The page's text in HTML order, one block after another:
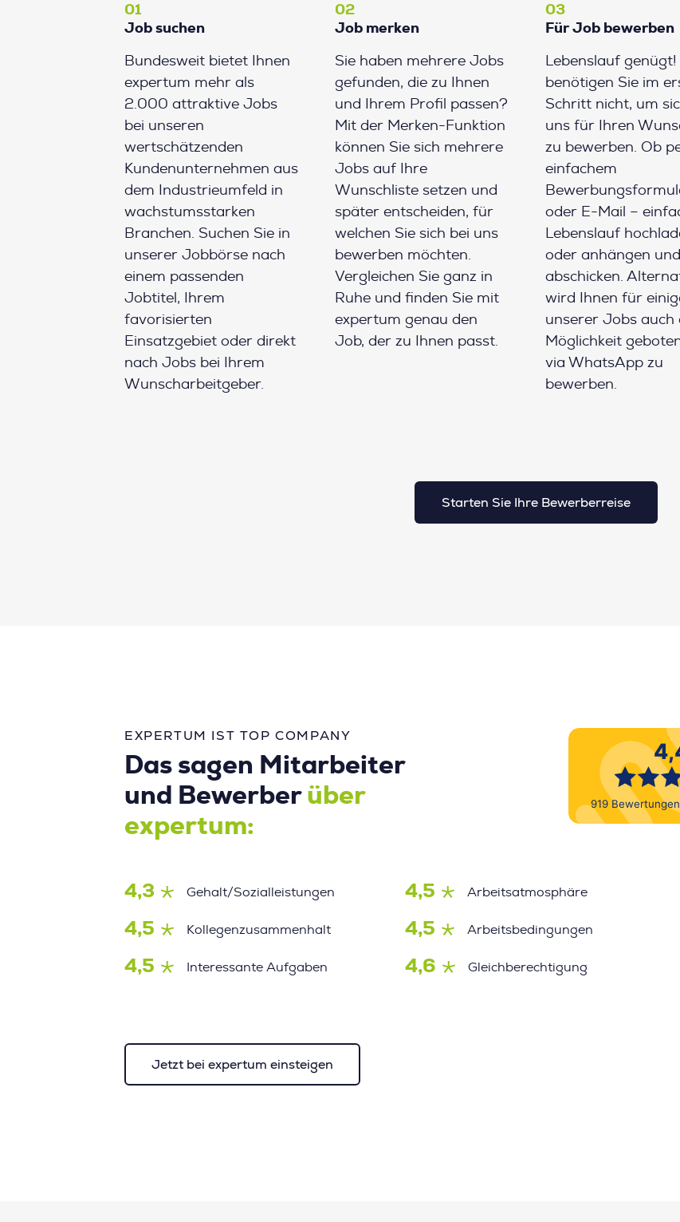
01
Job suchen
Bundesweit bietet Ihnen
expertum mehr als
2.000 attraktive Jobs
bei unseren
wertschätzenden
Kundenunternehmen aus
dem Industrieumfeld in
wachstumsstarken
Branchen. Suchen Sie in
unserer Jobbörse nach
einem passenden
Jobtitel, Ihrem
favorisierten
Einsatzgebiet oder direkt
nach Jobs bei Ihrem
Wunscharbeitgeber.
02
Job merken
Sie haben mehrere Jobs
gefunden, die zu Ihnen
und Ihrem Profil passen?
Mit der Merken-Funktion
können Sie sich mehrere
Jobs auf Ihre
Wunschliste setzen und
später entscheiden, für
welchen Sie sich bei uns
bewerben möchten.
Vergleichen Sie ganz in
Ruhe und finden Sie mit
expertum genau den
Job, der zu Ihnen passt.
03
Für Job bewerben
Lebenslauf
benötigen Sie im
Schritt nicht, um
uns für Ihren
zu bewerben. Ob
einfachem
oder E-Mail –
Lebenslauf
oder anhängen und
abschicken.
wird Ihnen für
unserer Jobs auch
Möglichkeit
via WhatsApp zu
bewerben.
Starten Sie Ihre Bewerberreise
EXPERTUM IST TOP COMPANY
Das sagen Mitarbeiter
und Bewerber über
expertum:
4,3 Gehalt/Sozialleistungen 4,5 Arbeitsatmosphäre
4,5 Kollegenzusammenhalt 4,5 Arbeitsbedingungen
4,5 Interessante Aufgaben 4,6 Gleichberechtigung
Jetzt bei expertum einsteigen